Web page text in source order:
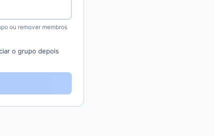
ou remover membros
o grupo depois